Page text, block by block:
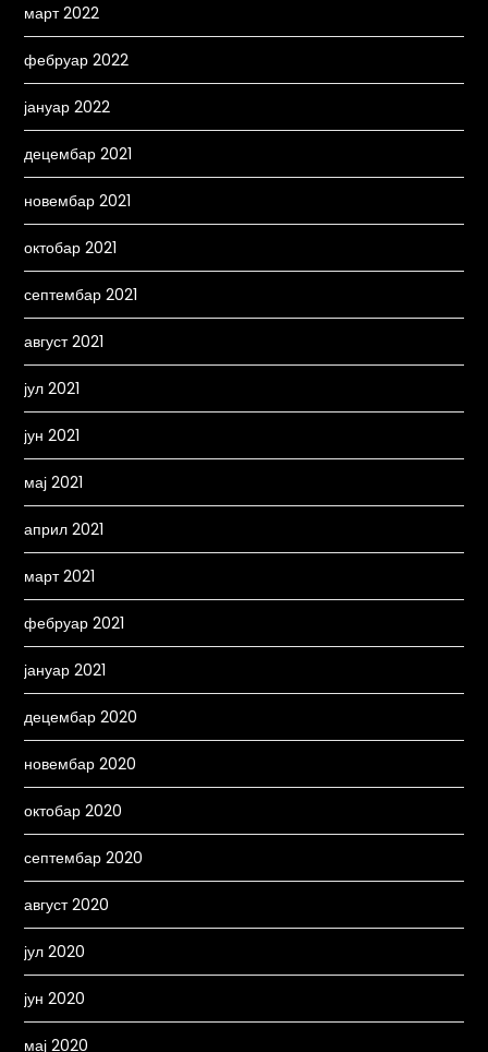
март 2022
фебруар 2022
јануар 2022
децембар 2021
новембар 2021
октобар 2021
септембар 2021
август 2021
јул 2021
јун 2021
мај 2021
април 2021
март 2021
фебруар 2021
јануар 2021
децембар 2020
новембар 2020
октобар 2020
септембар 2020
август 2020
јул 2020
јун 2020
мај 2020